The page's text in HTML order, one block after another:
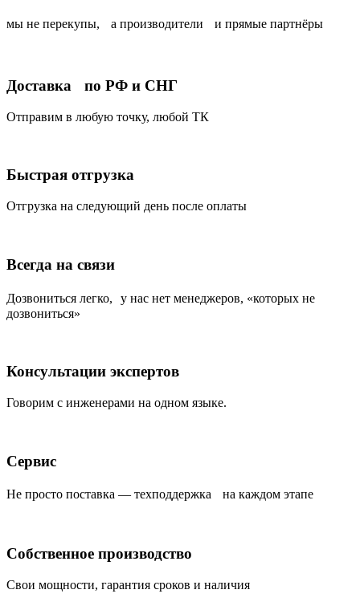
мы не перекупы, а производители и прямые партнёры
Доставка по РФ и СНГ
Отправим в любую точку, любой ТК
Быстрая отгрузка
Отгрузка на следующий день после оплаты
Всегда на связи
Дозвониться легко, у нас нет менеджеров, «которых не
дозвониться»
Консультации экспертов
Говорим с инженерами на одном языке.
Сервис
Не просто поставка — техподдержка на каждом этапе
Собственное производство
Свои мощности, гарантия сроков и наличия